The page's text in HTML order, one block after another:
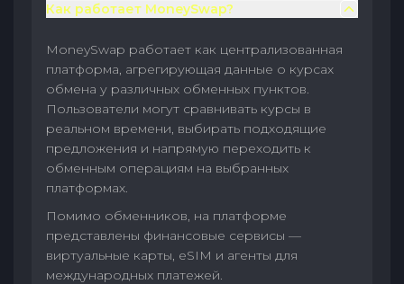
Как работает MoneySwap?
MoneySwap работает как централизованная
платформа, агрегирующая данные о курсах
обмена у различных обменных пунктов.
Пользователи могут сравнивать курсы в
реальном времени, выбирать подходящие
предложения и напрямую переходить к
обменным операциям на выбранных
платформах.
Помимо обменников, на платформе
представлены финансовые сервисы —
виртуальные карты, eSIM и агенты для
международных платежей.